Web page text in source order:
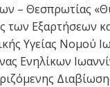
– Θεσπρωτίας
των Εξαρτήσεων
Υγείας Νομού
Ενηλίκων